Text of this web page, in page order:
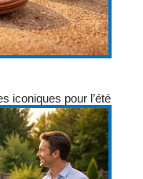
iconiques pour l’été